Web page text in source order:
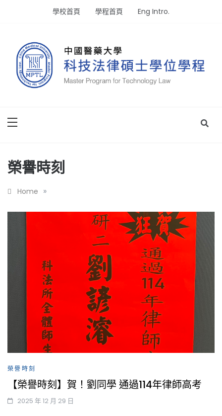
學校首頁 學程首頁 Eng Intro.
榮譽時刻
Home »
榮譽時刻
【榮譽時刻】賀！劉同學 通過114年律師高考
2025 年 12 月 29 日